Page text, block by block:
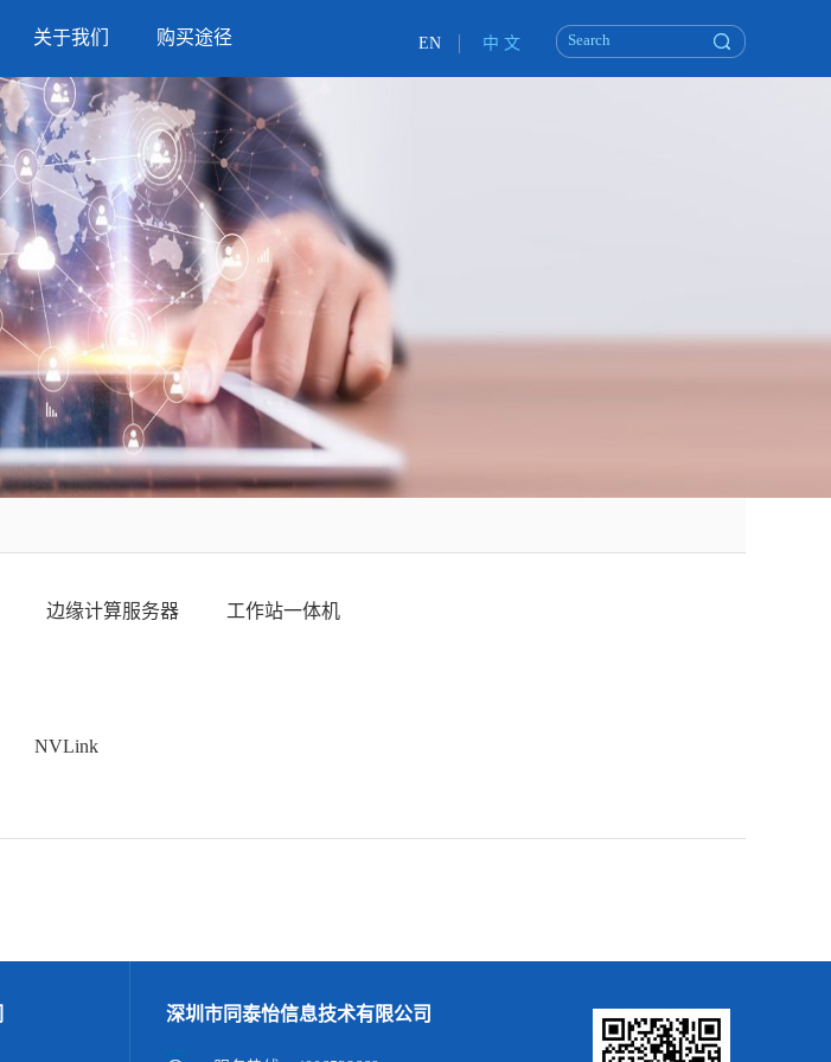
EN 中 文
关于我们 购买途径
边缘计算服务器 工作站一体机
NVLink
深圳市同泰怡信息技术有限公司